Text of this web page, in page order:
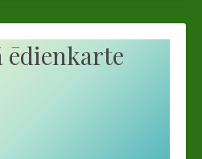
ēdienkarte